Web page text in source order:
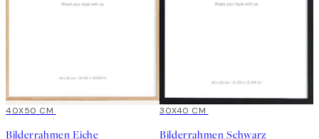
15%*
40X50 CM
Bilderrahmen Eiche
15%*
30X40 CM
Bilderrahmen Schwarz